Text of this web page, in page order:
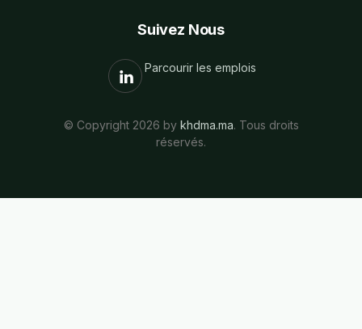
Suivez Nous
Parcourir les emplois
© Copyright 2026 by khdma.ma. Tous droits
réservés.